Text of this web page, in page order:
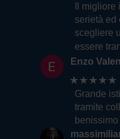
Il
serietà ed
scegliere
essere
Enzo
★★★★★
Grande
tramite
benissimo